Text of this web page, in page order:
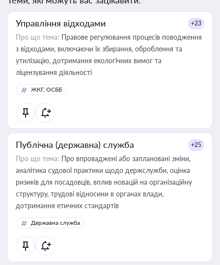
Управління відходами +23
Про що тема: Правове регулювання процесів поводження
з відходами, включаючи їх збирання, оброблення та
утилізацію, дотримання екологічних вимог та
ліцензування діяльності
ЖКГ, ОСББ
Публічна (державна) служба +25
Про що тема: Про впроваджені або заплановані зміни,
аналітика судової практики щодо держслужби, оцінка
ризиків для посадовців, вплив новацій на організаційну
структуру, трудові відносини в органах влади,
дотримання етичних стандартів
Державна служба